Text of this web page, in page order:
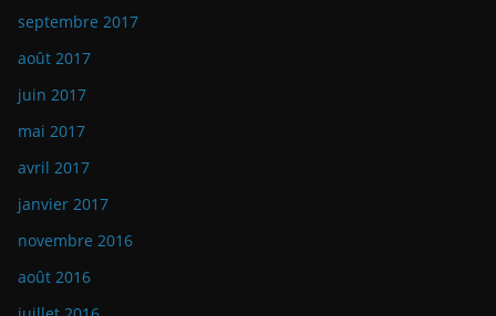
septembre 2017
août 2017
juin 2017
mai 2017
avril 2017
janvier 2017
novembre 2016
août 2016